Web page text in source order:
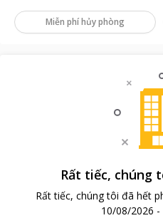
Miễn phí hủy phòng
Rất tiếc, chúng
Rất tiếc, chúng tôi đã hết
10/08/2026 -